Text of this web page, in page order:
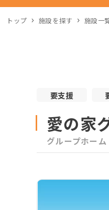
トップ 施設を探す 施設一
要支援
愛の家
グループホーム